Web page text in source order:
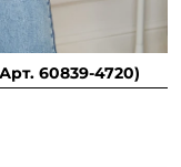
60839-4720)